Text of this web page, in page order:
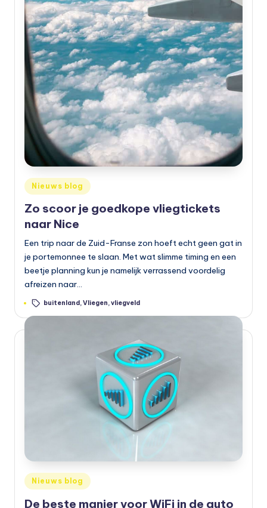
Geplaatst
in
Nieuws blog
Zo scoor je goedkope vliegtickets
naar Nice
Een trip naar de Zuid-Franse zon hoeft echt geen gat in
je portemonnee te slaan. Met wat slimme timing en een
beetje planning kun je namelijk verrassend voordelig
afreizen naar…
Tags: buitenland ,Vliegen,vliegveld
Geplaatst
in
Nieuws blog
De beste manier voor WiFi in de auto